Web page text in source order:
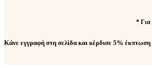
* Για
Κάνε εγγραφή στη σελίδα και κέρδισε 5% έκπτωση